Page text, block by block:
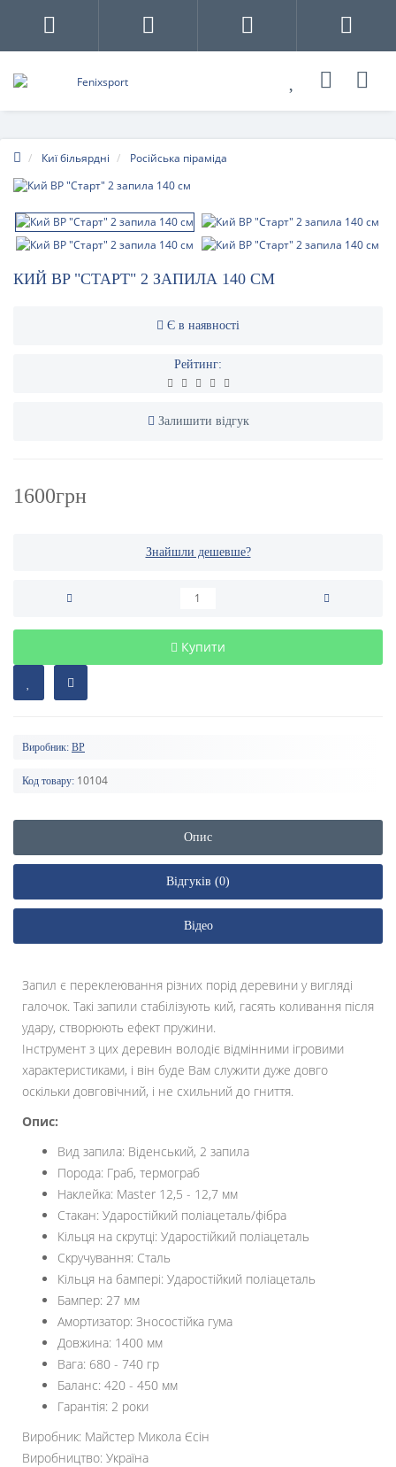
Киї більярдні Російська піраміда
КИЙ BP "СТАРТ" 2 ЗАПИЛА 140 СМ
Є в наявності
Рейтинг:
Залишити відгук
1600грн
Знайшли дешевше?
Купити
Виробник: BP
Код товару: 10104
Опис
Відгуків (0)
Відео
Запил є переклеювання різних порід деревини у вигляді
галочок. Такі запили стабілізують кий, гасять коливання після
удару, створюють ефект пружини.
Інструмент з цих деревин володіє відмінними ігровими
характеристиками, і він буде Вам служити дуже довго
оскільки довговічний, і не схильний до гниття.
Опис:
Вид запила: Віденський, 2 запила
Порода: Граб, термограб
Наклейка: Master 12,5 - 12,7 мм
Стакан: Ударостійкий поліацеталь/фібра
Кільця на скрутці: Ударостійкий поліацеталь
Скручування: Сталь
Кільця на бампері: Ударостійкий поліацеталь
Бампер: 27 мм
Амортизатор: Зносостійка гума
Довжина: 1400 мм
Вага: 680 - 740 гр
Баланс: 420 - 450 мм
Гарантія: 2 роки
Виробник: Майстер Микола Єсін
Виробництво: Україна